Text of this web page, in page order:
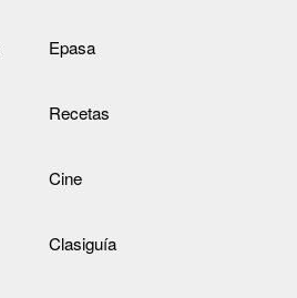
Epasa
Recetas
Cine
Clasiguía